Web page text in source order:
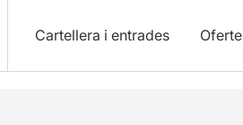
Cartellera i entrades